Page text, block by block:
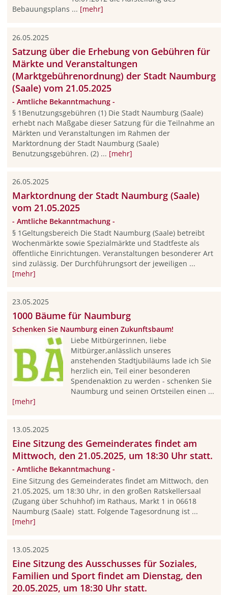
Bebauungsplans ... [mehr]
26.05.2025
Satzung über die Erhebung von Gebühren für
Märkte und Veranstaltungen
(Marktgebührenordnung) der Stadt Naumburg
(Saale) vom 21.05.2025
- Amtliche Bekanntmachung -
§ 1Benutzungsgebühren (1) Die Stadt Naumburg (Saale)
erhebt nach Maßgabe dieser Satzung für die Teilnahme an
Märkten und Veranstaltungen im Rahmen der
Marktordnung der Stadt Naumburg (Saale)
Benutzungsgebühren. (2) ... [mehr]
26.05.2025
Marktordnung der Stadt Naumburg (Saale)
vom 21.05.2025
- Amtliche Bekanntmachung -
§ 1Geltungsbereich Die Stadt Naumburg (Saale) betreibt
Wochenmärkte sowie Spezialmärkte und Stadtfeste als
öffentliche Einrichtungen. Veranstaltungen besonderer Art
sind zulässig. Der Durchführungsort der jeweiligen ...
[mehr]
23.05.2025
1000 Bäume für Naumburg
Schenken Sie Naumburg einen Zukunftsbaum!
Liebe Mitbürgerinnen, liebe
Mitbürger,anlässlich unseres
anstehenden Stadtjubiläums lade ich Sie
herzlich ein, Teil einer besonderen
Spendenaktion zu wer­den - schenken Sie
Naumburg und seinen Ortsteilen einen ...
[mehr]
13.05.2025
Eine Sitzung des Gemeinderates findet am
Mittwoch, den 21.05.2025, um 18:30 Uhr statt.
- Amtliche Bekanntmachung -
Eine Sitzung des Gemeinderates findet am Mittwoch, den
21.05.2025, um 18:30 Uhr, in den großen Ratskellersaal
(Zugang über Schuhhof) im Rathaus, Markt 1 in 06618
Naumburg (Saale) statt. Folgende Tagesordnung ist ...
[mehr]
13.05.2025
Eine Sitzung des Ausschusses für Soziales,
Familien und Sport findet am Dienstag, den
20.05.2025, um 18:30 Uhr statt.